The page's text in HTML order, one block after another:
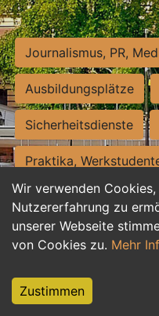
Wir verwenden
Nutzererfahrung zu
unserer Webseite
von Cookies zu. Mehr
Zustimmen
Journalismus, PR,
Ausbildungsplätze
Sicherheitsdienste
Praktika,
Personalwesen
Hilfskräfte, Aushilfs-
Weiterbildung,